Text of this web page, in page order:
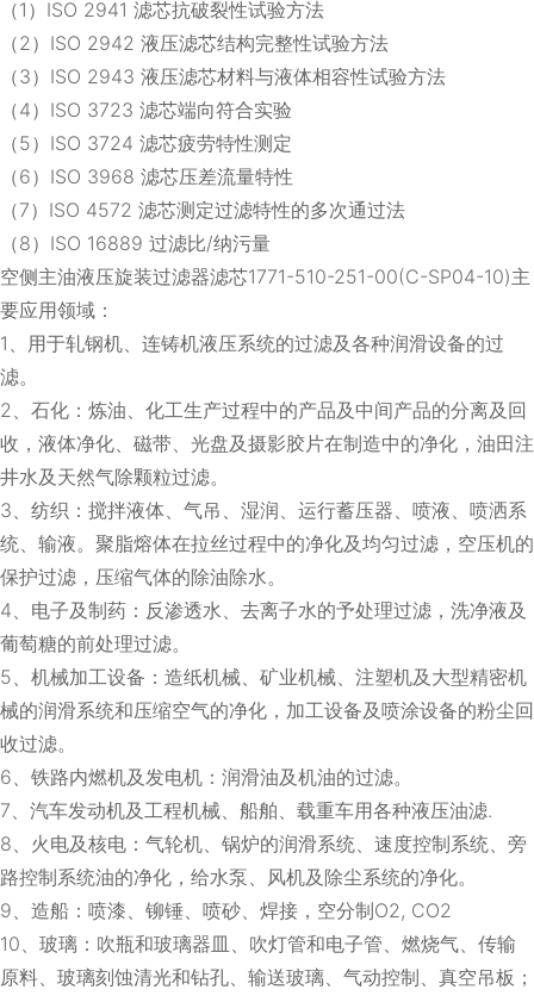
（1）ISO 2941 滤芯抗破裂性试验方法
（2）ISO 2942 液压滤芯结构完整性试验方法
（3）ISO 2943 液压滤芯材料与液体相容性试验方法
（4）ISO 3723 滤芯端向符合实验
（5）ISO 3724 滤芯疲劳特性测定
（6）ISO 3968 滤芯压差流量特性
（7）ISO 4572 滤芯测定过滤特性的多次通过法
（8）ISO 16889 过滤比/纳污量
空侧主油液压旋装过滤器滤芯1771-510-251-00(C-SP04-10)主
要应用领域：
1、用于轧钢机、连铸机液压系统的过滤及各种润滑设备的过
滤。
2、石化：炼油、化工生产过程中的产品及中间产品的分离及回
收，液体净化、磁带、光盘及摄影胶片在制造中的净化，油田注
井水及天然气除颗粒过滤。
3、纺织：搅拌液体、气吊、湿润、运行蓄压器、喷液、喷洒系
统、输液。聚脂熔体在拉丝过程中的净化及均匀过滤，空压机的
保护过滤，压缩气体的除油除水。
4、电子及制药：反渗透水、去离子水的予处理过滤，洗净液及
葡萄糖的前处理过滤。
5、机械加工设备：造纸机械、矿业机械、注塑机及大型精密机
械的润滑系统和压缩空气的净化，加工设备及喷涂设备的粉尘回
收过滤。
6、铁路内燃机及发电机：润滑油及机油的过滤。
7、汽车发动机及工程机械、船舶、载重车用各种液压油滤.
8、火电及核电：气轮机、锅炉的润滑系统、速度控制系统、旁
路控制系统油的净化，给水泵、风机及除尘系统的净化。
9、造船：喷漆、铆锤、喷砂、焊接，空分制O2, CO2
10、玻璃：吹瓶和玻璃器皿、吹灯管和电子管、燃烧气、传输
原料、玻璃刻蚀清光和钻孔、输送玻璃、气动控制、真空吊板；